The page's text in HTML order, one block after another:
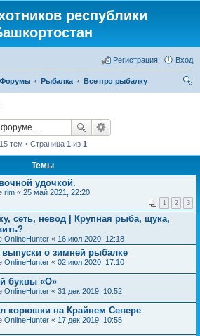
республики
Вход
Регистрация
Форумы Рыбалка
Все про рыбалку
15 тем • Страница 1 из 1
Темы
удочкой.
rim « 25 май 2021, 22:20
1 2 3
сеть, невод | Крупная рыба, щука,
OnlineHunter « 16 июл 2020, 12:18
о зимней рыбалке
OnlineHunter « 02 июл 2020, 17:10
буквы «О»
OnlineHunter « 31 дек 2019, 10:52
корюшки на Крайнем Севере
OnlineHunter « 17 дек 2019, 10:55